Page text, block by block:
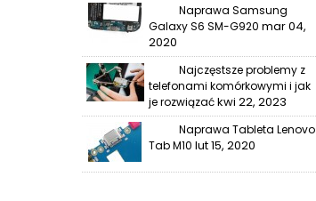
Naprawa Samsung
Galaxy S6 SM-G920 mar 04,
2020
Najczęstsze problemy z
telefonami komórkowymi i jak
je rozwiązaćkwi 22, 2023
Naprawa Tableta Lenovo
Tab M10 lut 15, 2020